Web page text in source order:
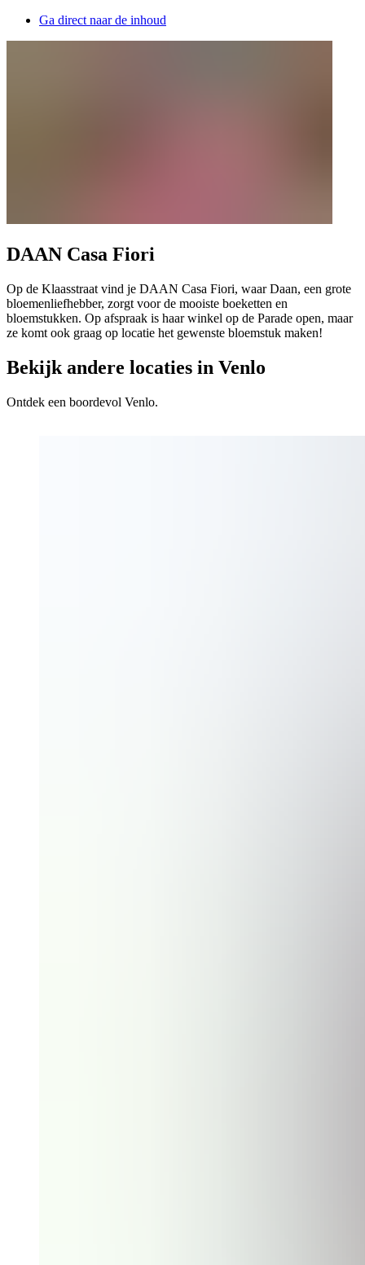
Ga direct naar de inhoud
DAAN Casa Fiori
Op de Klaasstraat vind je DAAN Casa Fiori, waar Daan, een grote
bloemenliefhebber, zorgt voor de mooiste boeketten en
bloemstukken. Op afspraak is haar winkel op de Parade open, maar
ze komt ook graag op locatie het gewenste bloemstuk maken!
Bekijk andere locaties in Venlo
Ontdek een boordevol Venlo.